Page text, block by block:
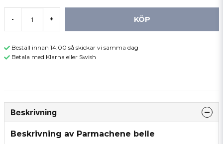
- + KÖP
Beställ innan 14:00 så skickar vi samma dag
Betala med Klarna eller Swish
Beskrivning
Beskrivning av Parmachene belle